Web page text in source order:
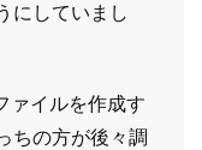
にしていまし
ァイルを作成す
ちの方が後々調